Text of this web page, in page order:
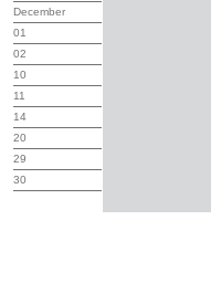
December
01
02
10
11
14
20
29
30